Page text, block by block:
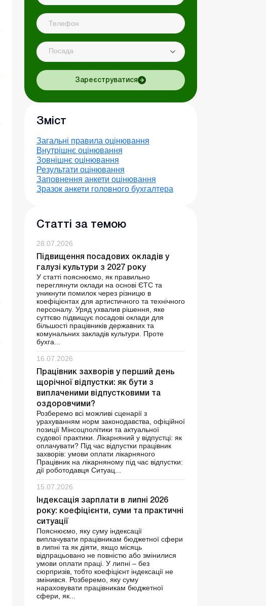
Посада
Зареєструватися
Зміст
Загальні правила оцінювання
Внутрішнє оцінювання
Зовнішнє оцінювання
Результати оцінювання
Заповнення анкети оцінювання
Зразок анкети головного бухгалтера
Статті за темою
28.07.2026
Підвищення посадових окладів у
галузі культури з 2027 року
У статті пояснюємо, як правильно
переглянути оклади на основі ЄТС та
уникнути помилок через різницю в
коефіцієнтах для артистичного та технічного
персоналу. Уряд ухвалив рішення, яке
суттєво підвищує посадові оклади для
більшості працівників державних та
комунальних закладів культури. Проте
бухга...
16.07.2026
Працівник захворів у перший день
щорічної відпустки: як бути з
виплаченими відпустковими та
оздоровчими?
Розберемо всі можливі сценарії з
урахуванням норм законодавства, офіційної
позиції Мінсоцполітики та актуальної
судової практики. Лікарняний у відпустці: як
оплачувати? Під час відпустки працівник
захворів: умови оплати лікарняного
Працівник на лікарняному під час відпустки:
дії роботодавця Ситуац...
15.07.2026
Індексація зарплати в липні 2026
року: коефіцієнти, суми та практичні
ситуації
Пояснюємо, яку суму індексації
виплачувати працівникам бюджетної сфери
в липні та як діяти, якщо місяць
відпрацьовано не повністю або змінилися
умови оплати праці. У липні – без
сюрпризів, тобто коефіцієнт індексації не
змінився. Розберемо, яку суму
нараховувати працівникам бюджетної
сфери, як...